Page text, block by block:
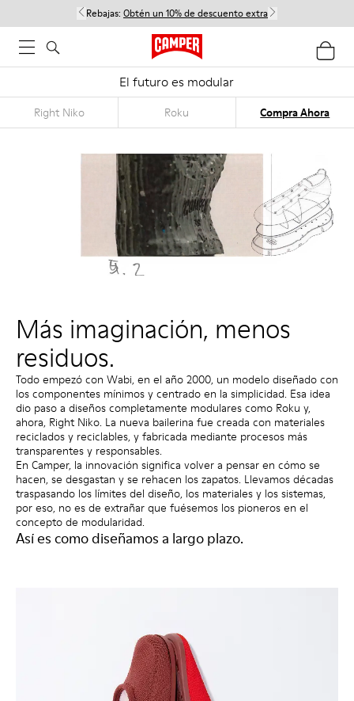
Rebajas: Obtén un 10% de descuento extra
El futuro es modular
Right Niko Roku Compra Ahora
Más imaginación, menos
residuos.
Todo empezó con Wabi, en el año 2000, un modelo diseñado con
los componentes mínimos y centrado en la simplicidad. Esa idea
dio paso a diseños completamente modulares como Roku y,
ahora, Right Niko. La nueva bailerina fue creada con materiales
reciclados y reciclables, y fabricada mediante procesos más
transparentes y responsables.
En Camper, la innovación significa volver a pensar en cómo se
hacen, se desgastan y se rehacen los zapatos. Llevamos décadas
traspasando los límites del diseño, los materiales y los sistemas,
por eso, no es de extrañar que fuésemos los pioneros en el
concepto de modularidad.
Así es como diseñamos a largo plazo.